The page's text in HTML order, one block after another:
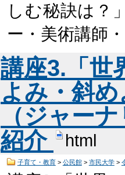
しむ秘訣は？
ー・美術講師
講座3.「世
よみ・斜
（ジャー
紹介
html
子育て・教育> 公民館> 市民大学>